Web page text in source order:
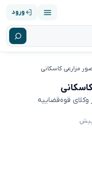
ورود
مزارعی کاسکانی
وکلای قوه‌قضاییه